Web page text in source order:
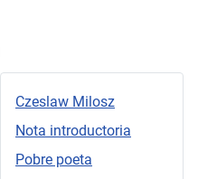
Czeslaw Milosz
Nota introductoria
Pobre poeta